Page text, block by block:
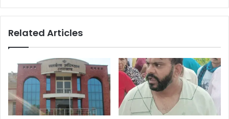
Related Articles